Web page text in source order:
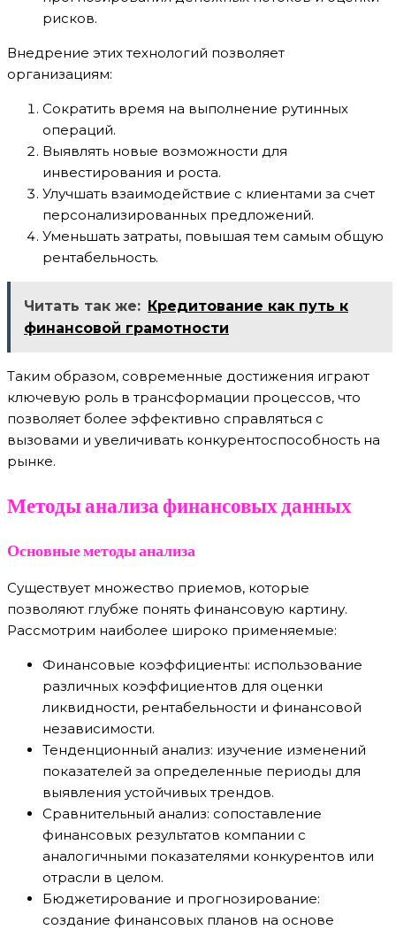
рисков.
Внедрение этих технологий позволяет
организациям:
Сократить время на выполнение рутинных
операций.
Выявлять новые возможности для
инвестирования и роста.
Улучшать взаимодействие с клиентами за счет
персонализированных предложений.
Уменьшать затраты, повышая тем самым общую
рентабельность.
Читать так же: Кредитование как путь к
финансовой грамотности
Таким образом, современные достижения играют
ключевую роль в трансформации процессов, что
позволяет более эффективно справляться с
вызовами и увеличивать конкурентоспособность на
рынке.
Методы анализа финансовых данных
Основные методы анализа
Существует множество приемов, которые
позволяют глубже понять финансовую картину.
Рассмотрим наиболее широко применяемые:
Финансовые коэффициенты: использование
различных коэффициентов для оценки
ликвидности, рентабельности и финансовой
независимости.
Тенденционный анализ: изучение изменений
показателей за определенные периоды для
выявления устойчивых трендов.
Сравнительный анализ: сопоставление
финансовых результатов компании с
аналогичными показателями конкурентов или
отрасли в целом.
Бюджетирование и прогнозирование:
создание финансовых планов на основе